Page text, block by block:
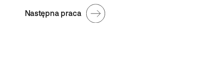
Następna praca